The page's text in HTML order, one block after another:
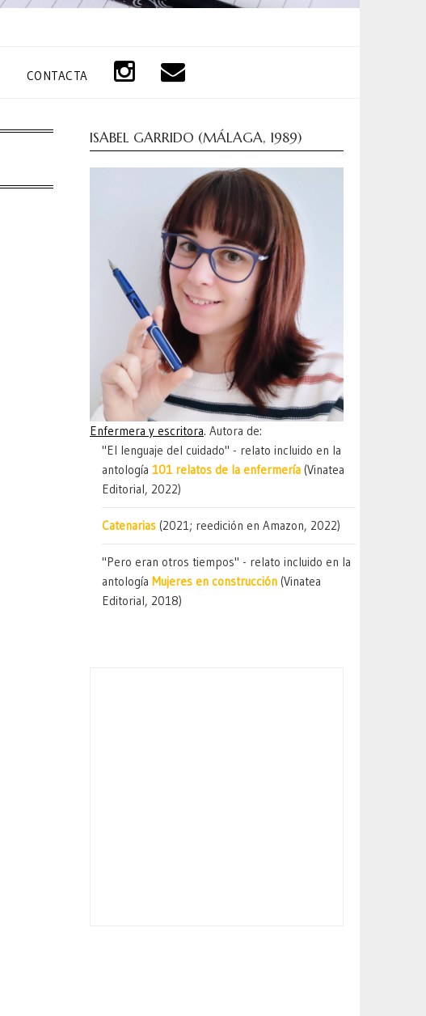
CONTACTA
ISABEL GARRIDO (MÁLAGA, 1989)
Enfermera y escritora. Autora de:
"El lenguaje del cuidado" - relato incluido en la
antología 101 relatos de la enfermería (Vinatea
Editorial, 2022)
Catenarias (2021; reedición en Amazon, 2022)
"Pero eran otros tiempos" - relato incluido en la
antología Mujeres en construcción (Vinatea
Editorial, 2018)